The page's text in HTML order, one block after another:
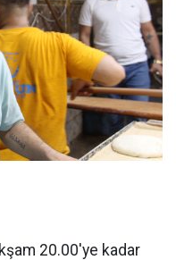
20.00'ye kadar